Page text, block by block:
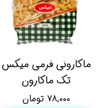
ماکارونی فرمی میکس
تک ماکارون
۷۸,۰۰۰ تومان